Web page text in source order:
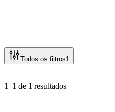
Todos os filtros1
1–1 de 1 resultados